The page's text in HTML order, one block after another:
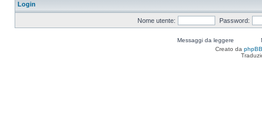
Login
Nome utente: Password:
Messaggi da leggere
Creato da phpBB